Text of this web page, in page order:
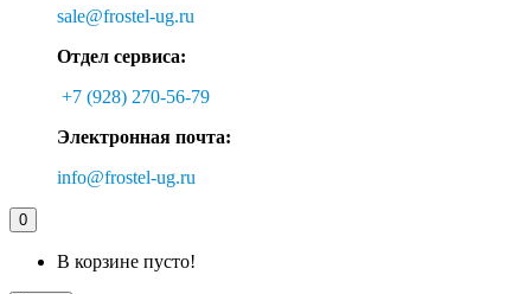
sale@frostel-ug.ru
Отдел сервиса:
+7 (928) 270-56-79
Электронная почта:
info@frostel-ug.ru
0
В корзине пусто!